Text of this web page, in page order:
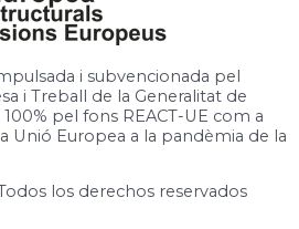
i subvencionada pel
i Treball de la Generalitat de
pel fons REACT-UE com a
Unió Europea a la pandèmia de la
los derechos reservados